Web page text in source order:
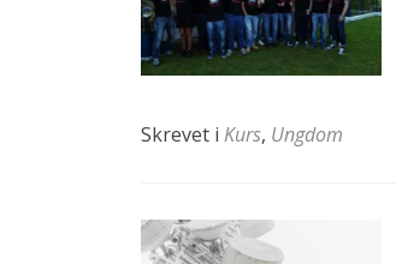
Skrevet i Kurs, Ungdom